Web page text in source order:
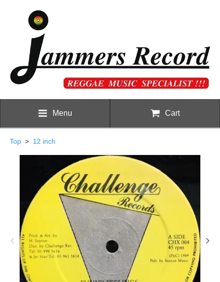
Menu Cart
Top > 12 inch